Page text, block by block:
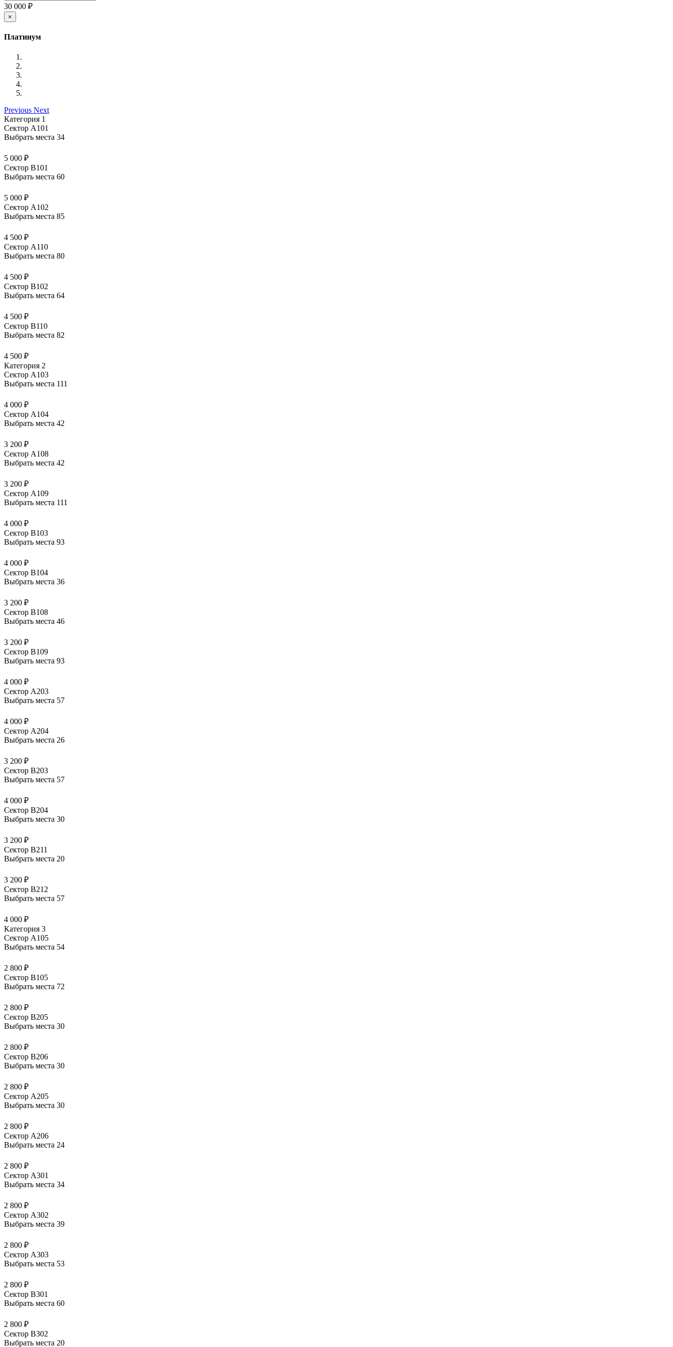
30 000 ₽
×
Платинум
Previous Next
Категория 1
Сектор А101
Выбрать места 34
5 000 ₽
Сектор В101
Выбрать места 60
5 000 ₽
Сектор А102
Выбрать места 85
4 500 ₽
Сектор А110
Выбрать места 80
4 500 ₽
Сектор В102
Выбрать места 64
4 500 ₽
Сектор В110
Выбрать места 82
4 500 ₽
Категория 2
Сектор А103
Выбрать места 111
4 000 ₽
Сектор А104
Выбрать места 42
3 200 ₽
Сектор А108
Выбрать места 42
3 200 ₽
Сектор А109
Выбрать места 111
4 000 ₽
Сектор В103
Выбрать места 93
4 000 ₽
Сектор В104
Выбрать места 36
3 200 ₽
Сектор В108
Выбрать места 46
3 200 ₽
Сектор В109
Выбрать места 93
4 000 ₽
Сектор А203
Выбрать места 57
4 000 ₽
Сектор А204
Выбрать места 26
3 200 ₽
Сектор В203
Выбрать места 57
4 000 ₽
Сектор В204
Выбрать места 30
3 200 ₽
Сектор В211
Выбрать места 20
3 200 ₽
Сектор В212
Выбрать места 57
4 000 ₽
Категория 3
Сектор А105
Выбрать места 54
2 800 ₽
Сектор В105
Выбрать места 72
2 800 ₽
Сектор В205
Выбрать места 30
2 800 ₽
Сектор В206
Выбрать места 30
2 800 ₽
Сектор А205
Выбрать места 30
2 800 ₽
Сектор А206
Выбрать места 24
2 800 ₽
Сектор А301
Выбрать места 34
2 800 ₽
Сектор А302
Выбрать места 39
2 800 ₽
Сектор А303
Выбрать места 53
2 800 ₽
Сектор В301
Выбрать места 60
2 800 ₽
Сектор В302
Выбрать места 20